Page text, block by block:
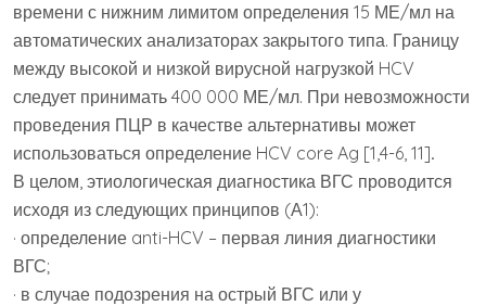
времени с нижним лимитом определения 15 МЕ/мл на
автоматических анализаторах закрытого типа. Границу
между высокой и низкой вирусной нагрузкой HCV
следует принимать 400 000 МЕ/мл. При невозможности
проведения ПЦР в качестве альтернативы может
использоваться определение HCV core Ag [1,4-6, 11].
В целом, этиологическая диагностика ВГС проводится
исходя из следующих принципов (А1):
· определение anti-HCV – первая линия диагностики
ВГС;
· в случае подозрения на острый ВГС или у